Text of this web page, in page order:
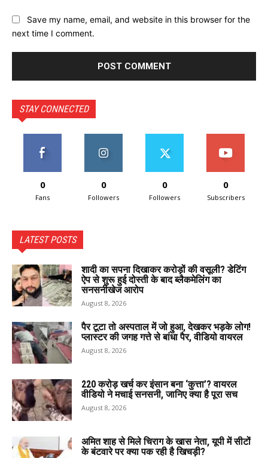
Save my name, email, and website in this browser for the
next time I comment.
STAY CONNECTED
0
Fans
0
Followers
0
Followers
0
Subscribers
LATEST POSTS
शादी का सपना दिखाकर करोड़ों की वसूली? डेटिंग
ऐप से शुरू हुई दोस्ती के बाद ब्लैकमेलिंग का
सनसनीखेज आरोप
August 8, 2026
पैर टूटा तो अस्पताल में जो हुआ, देखकर भड़के लोग!
प्लास्टर की जगह गत्ते से बांधा पैर, वीडियो वायरल
August 8, 2026
220 करोड़ खर्च कर इंसान बना ‘कुत्ता’? वायरल
वीडियो ने मचाई सनसनी, जानिए क्या है पूरा सच
August 8, 2026
अमित शाह से मिले चिराग के खास नेता, यूपी में सीटों
के बंटवारे पर क्या पक रही है खिचड़ी?